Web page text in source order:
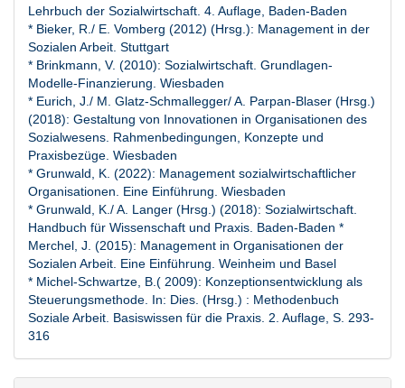
Lehrbuch der Sozialwirtschaft. 4. Auflage, Baden-Baden
* Bieker, R./ E. Vomberg (2012) (Hrsg.): Management in der
Sozialen Arbeit. Stuttgart
* Brinkmann, V. (2010): Sozialwirtschaft. Grundlagen-
Modelle-Finanzierung. Wiesbaden
* Eurich, J./ M. Glatz-Schmallegger/ A. Parpan-Blaser (Hrsg.)
(2018): Gestaltung von Innovationen in Organisationen des
Sozialwesens. Rahmenbedingungen, Konzepte und
Praxisbezüge. Wiesbaden
* Grunwald, K. (2022): Management sozialwirtschaftlicher
Organisationen. Eine Einführung. Wiesbaden
* Grunwald, K./ A. Langer (Hrsg.) (2018): Sozialwirtschaft.
Handbuch für Wissenschaft und Praxis. Baden-Baden *
Merchel, J. (2015): Management in Organisationen der
Sozialen Arbeit. Eine Einführung. Weinheim und Basel
* Michel-Schwartze, B.( 2009): Konzeptionsentwicklung als
Steuerungsmethode. In: Dies. (Hrsg.) : Methodenbuch
Soziale Arbeit. Basiswissen für die Praxis. 2. Auflage, S. 293-
316